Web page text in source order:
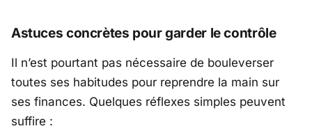
Astuces concrètes pour garder le contrôle
Il n’est pourtant pas nécessaire de bouleverser
toutes ses habitudes pour reprendre la main sur
ses finances. Quelques réflexes simples peuvent
suffire :